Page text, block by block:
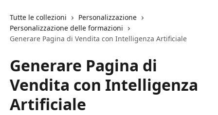
Tutte le collezioni
Personalizzazione
Personalizzazione delle formazioni
Generare Pagina di Vendita con Intelligenza Artificiale
Generare Pagina di
Vendita con Intelligenza
Artificiale